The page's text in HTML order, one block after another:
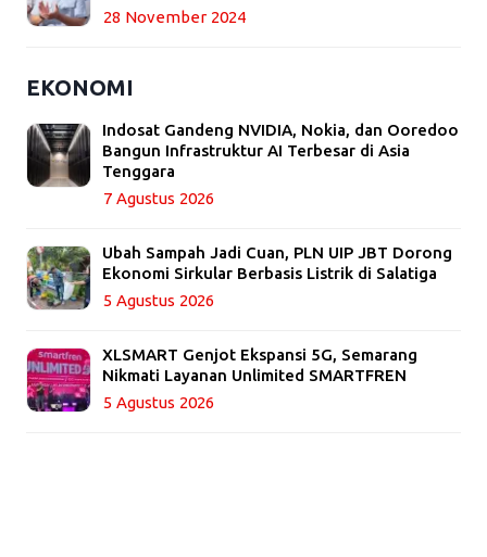
28 November 2024
EKONOMI
Indosat Gandeng NVIDIA, Nokia, dan Ooredoo
Bangun Infrastruktur AI Terbesar di Asia
Tenggara
7 Agustus 2026
Ubah Sampah Jadi Cuan, PLN UIP JBT Dorong
Ekonomi Sirkular Berbasis Listrik di Salatiga
5 Agustus 2026
XLSMART Genjot Ekspansi 5G, Semarang
Nikmati Layanan Unlimited SMARTFREN
5 Agustus 2026